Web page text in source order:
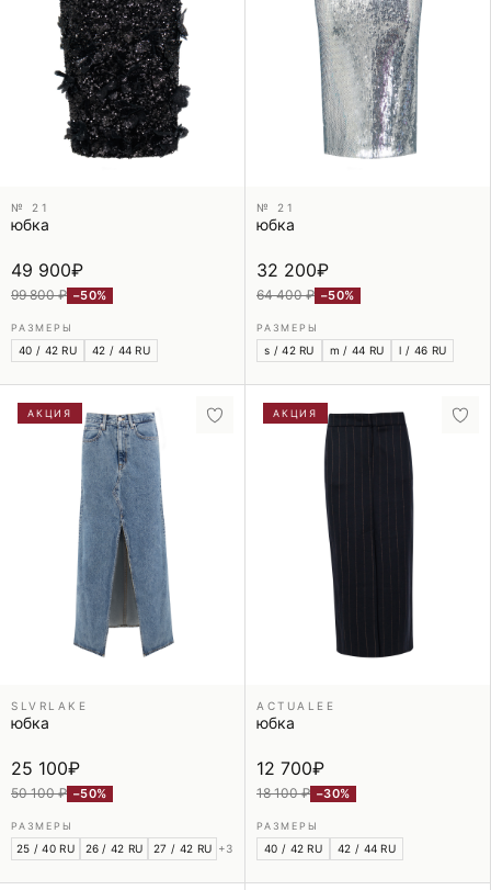
№ 21
юбка
49 900₽
99 800 ₽ −50%
РАЗМЕРЫ
40 / 42 RU 42 / 44 RU
№ 21
юбка
32 200₽
64 400 ₽ −50%
РАЗМЕРЫ
s / 42 RU m / 44 RU l / 46 RU
АКЦИЯ
SLVRLAKE
юбка
25 100₽
50 100 ₽ −50%
РАЗМЕРЫ
25 / 40 RU 26 / 42 RU 27 / 42 RU +3
АКЦИЯ
ACTUALEE
юбка
12 700₽
18 100 ₽ −30%
РАЗМЕРЫ
40 / 42 RU 42 / 44 RU